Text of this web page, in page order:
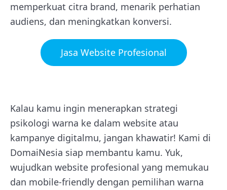
memperkuat citra brand, menarik perhatian
audiens, dan meningkatkan konversi.
Jasa Website Profesional
Kalau kamu ingin menerapkan strategi
psikologi warna ke dalam website atau
kampanye digitalmu, jangan khawatir! Kami di
DomaiNesia siap membantu kamu. Yuk,
wujudkan website profesional yang memukau
dan mobile-friendly dengan pemilihan warna